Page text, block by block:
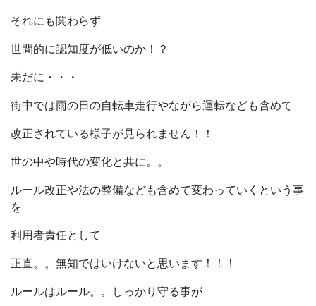
それにも関わらず
世間的に認知度が低いのか！？
未だに・・・
街中では雨の日の自転車走行やながら運転なども含めて
改正されている様子が見られません！！
世の中や時代の変化と共に。。
ルール改正や法の整備なども含めて変わっていくという事
を
利用者責任として
正直。。無知ではいけないと思います！！！
ルールはルール。。しっかり守る事が